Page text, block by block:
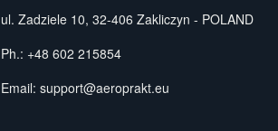
ul. Zadziele 10, 32-406 Zakliczyn - POLAND
Ph.: +48 602 215854
Email: support@aeroprakt.eu